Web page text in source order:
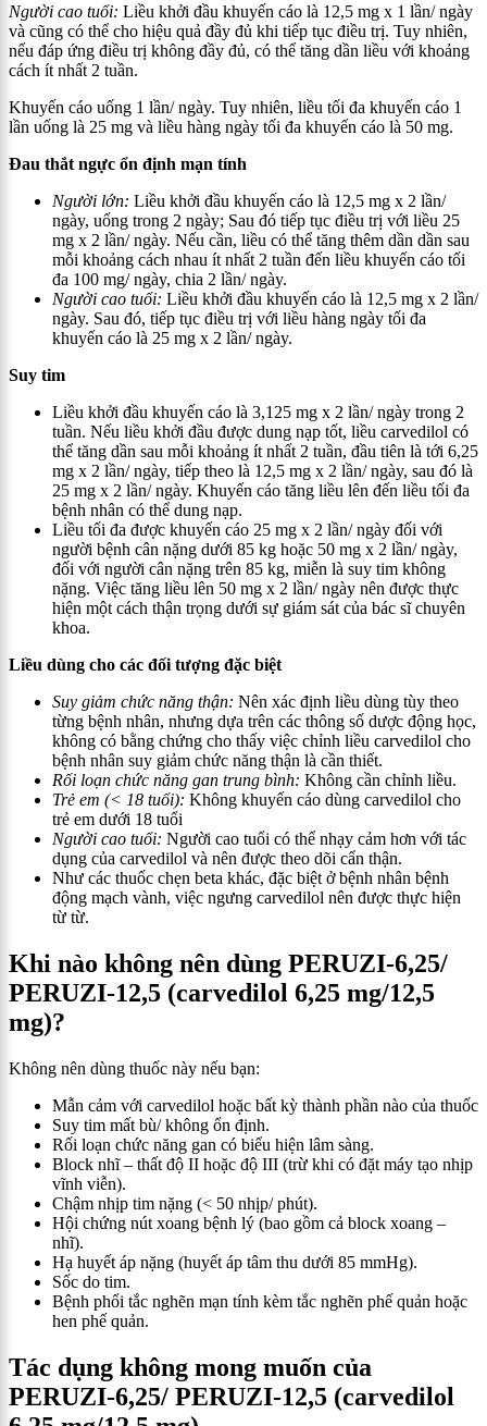
Người cao tuổi: Liều khởi đầu khuyến cáo là 12,5 mg x 1 lần/ ngày
và cũng có thể cho hiệu quả đầy đủ khi tiếp tục điều trị. Tuy nhiên,
nếu đáp ứng điều trị không đầy đủ, có thể tăng dần liều với khoảng
cách ít nhất 2 tuần.
Khuyến cáo uống 1 lần/ ngày. Tuy nhiên, liều tối đa khuyến cáo 1
lần uống là 25 mg và liều hàng ngày tối đa khuyến cáo là 50 mg.
Đau thắt ngực ổn định mạn tính
Người lớn: Liều khởi đầu khuyến cáo là 12,5 mg x 2 lần/
ngày, uống trong 2 ngày; Sau đó tiếp tục điều trị với liều 25
mg x 2 lần/ ngày. Nếu cần, liều có thể tăng thêm dần dần sau
mỗi khoảng cách nhau ít nhất 2 tuần đến liều khuyến cáo tối
đa 100 mg/ ngày, chia 2 lần/ ngày.
Người cao tuổi: Liều khởi đầu khuyến cáo là 12,5 mg x 2 lần/
ngày. Sau đó, tiếp tục điều trị với liều hàng ngày tối đa
khuyến cáo là 25 mg x 2 lần/ ngày.
Suy tim
Liều khởi đầu khuyến cáo là 3,125 mg x 2 lần/ ngày trong 2
tuần. Nếu liều khởi đầu được dung nạp tốt, liều carvedilol có
thể tăng dần sau mỗi khoảng ít nhất 2 tuần, đầu tiên là tới 6,25
mg x 2 lần/ ngày, tiếp theo là 12,5 mg x 2 lần/ ngày, sau đó là
25 mg x 2 lần/ ngày. Khuyến cáo tăng liều lên đến liều tối đa
bệnh nhân có thể dung nạp.
Liều tối đa được khuyến cáo 25 mg x 2 lần/ ngày đối với
người bệnh cân nặng dưới 85 kg hoặc 50 mg x 2 lần/ ngày,
đối với người cân nặng trên 85 kg, miễn là suy tim không
nặng. Việc tăng liều lên 50 mg x 2 lần/ ngày nên được thực
hiện một cách thận trọng dưới sự giám sát của bác sĩ chuyên
khoa.
Liều dùng cho các đối tượng đặc biệt
Suy giảm chức năng thận: Nên xác định liều dùng tùy theo
từng bệnh nhân, nhưng dựa trên các thông số dược động học,
không có bằng chứng cho thấy việc chỉnh liều carvedilol cho
bệnh nhân suy giảm chức năng thận là cần thiết.
Rối loạn chức năng gan trung bình: Không cần chỉnh liều.
Trẻ em (< 18 tuổi): Không khuyến cáo dùng carvedilol cho
trẻ em dưới 18 tuổi
Người cao tuổi: Người cao tuổi có thể nhạy cảm hơn với tác
dụng của carvedilol và nên được theo dõi cẩn thận.
Như các thuốc chẹn beta khác, đặc biệt ở bệnh nhân bệnh
động mạch vành, việc ngưng carvedilol nên được thực hiện
từ từ.
Khi nào không nên dùng PERUZI-6,25/
PERUZI-12,5 (carvedilol 6,25 mg/12,5
mg)?
Không nên dùng thuốc này nếu bạn:
Mẫn cảm với carvedilol hoặc bất kỳ thành phần nào của thuốc
Suy tim mất bù/ không ổn định.
Rối loạn chức năng gan có biểu hiện lâm sàng.
Block nhĩ – thất độ II hoặc độ III (trừ khi có đặt máy tạo nhịp
vĩnh viễn).
Chậm nhịp tim nặng (< 50 nhịp/ phút).
Hội chứng nút xoang bệnh lý (bao gồm cả block xoang –
nhĩ).
Hạ huyết áp nặng (huyết áp tâm thu dưới 85 mmHg).
Sốc do tim.
Bệnh phổi tắc nghẽn mạn tính kèm tắc nghẽn phế quản hoặc
hen phế quản.
Tác dụng không mong muốn của
PERUZI-6,25/ PERUZI-12,5 (carvedilol